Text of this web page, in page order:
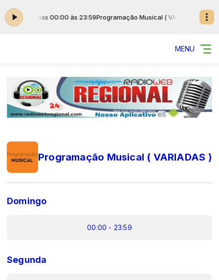
) das 00:00 às 23:59Programação Musical ( VARIADAS ) das
MENU
Programação Musical ( VARIADAS )
Domingo
00:00 - 23:59
Segunda